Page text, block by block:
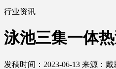
行业资讯
泳池三集一体
发稿时间：2023-06-13 来源：戴